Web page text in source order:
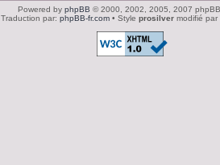
Powered by phpBB © 2000, 2002, 2005, 2007
Traduction par: phpBB-fr.com• Style prosilvermodifié par